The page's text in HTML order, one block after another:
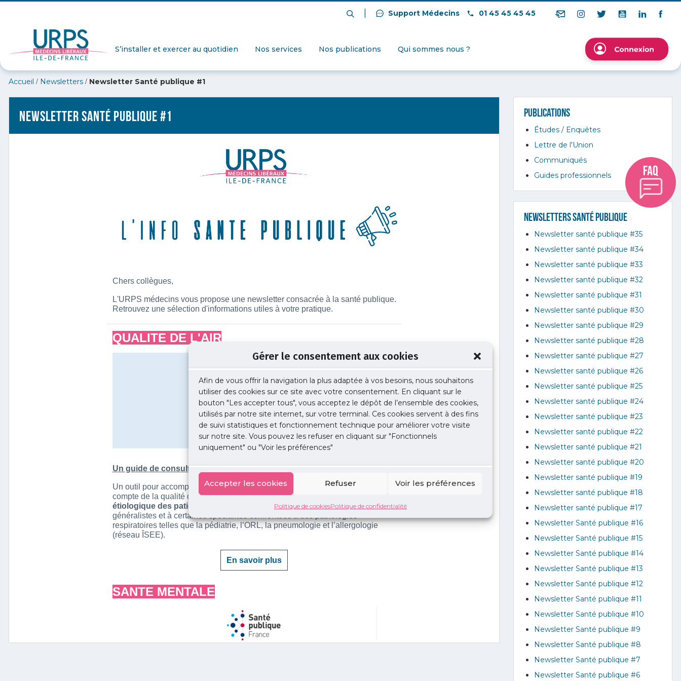
Gérer le consentement aux cookies
Afin de vous offrir la navigation la plus adaptée à vos besoins, nous souhaitons
utiliser des cookies sur ce site avec votre consentement. En cliquant sur le
bouton "Les accepter tous", vous acceptez le dépôt de l’ensemble des cookies,
utilisés par notre site internet, sur votre terminal. Ces cookies servent à des fins
de suivi statistiques et fonctionnement technique pour améliorer votre visite
sur notre site. Vous pouvez les refuser en cliquant sur "Fonctionnels
uniquement" ou "Voir les préférences"
Accepter les cookies Refuser Voir les préférences
Politique de cookiesPolitique de confidentialité
Support Médecins 01 45 45 45 45
S’installer et exercer au quotidien Nos services Nos publications Qui sommes nous ?
Accueil / Newsletters / Newsletter Santé publique #1
Newsletter Santé publique #1 Publications
Études / Enquêtes
Lettre de l'Union
Communiqués
Guides professionnels
Newsletters Santé Publique
Newsletter santé publique #35
Newsletter santé publique #34
Newsletter santé publique #33
Newsletter santé publique #32
Newsletter santé publique #31
Newsletter santé publique #30
Newsletter santé publique #29
Newsletter santé publique #28
Newsletter santé publique #27
Newsletter santé publique #26
Newsletter santé publique #25
Newsletter santé publique #24
Newsletter santé publique #23
Newsletter santé publique #22
Newsletter santé publique #21
Newsletter santé publique #20
Newsletter santé publique #19
Newsletter santé publique #18
Newsletter santé publique #17
Newsletter Santé publique #16
Newsletter Santé publique #15
Newsletter Santé publique #14
Newsletter Santé publique #13
Newsletter Santé publique #12
Newsletter Santé publique #11
Newsletter Santé publique #10
Newsletter Santé publique #9
Newsletter Santé publique #8
Newsletter Santé publique #7
Newsletter Santé publique #6